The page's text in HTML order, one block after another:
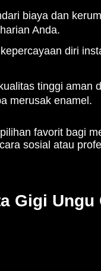
biaya dan
Anda.
diri
tinggi aman
merusak enamel.
favorit bagi
sosial atau
Gigi